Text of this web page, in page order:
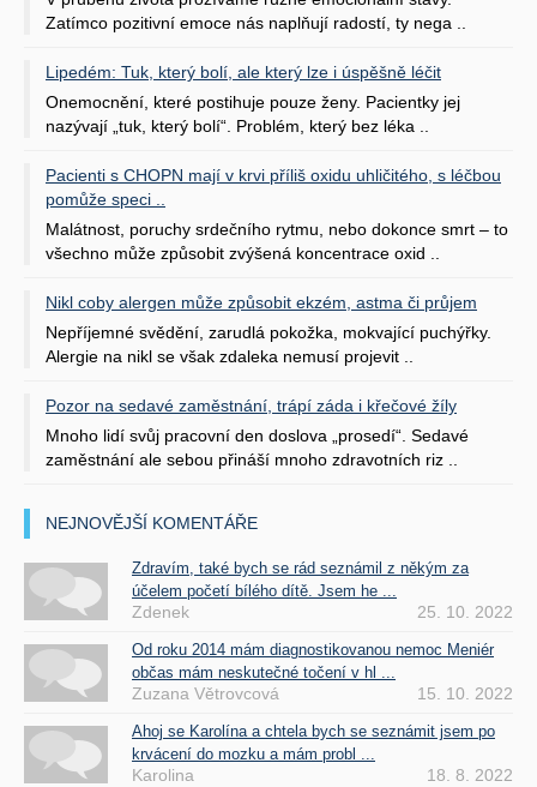
Zatímco pozitivní emoce nás naplňují radostí, ty nega ..
Lipedém: Tuk, který bolí, ale který lze i úspěšně léčit
Onemocnění, které postihuje pouze ženy. Pacientky jej
nazývají „tuk, který bolí“. Problém, který bez léka ..
Pacienti s CHOPN mají v krvi příliš oxidu uhličitého, s léčbou
pomůže speci ..
Malátnost, poruchy srdečního rytmu, nebo dokonce smrt – to
všechno může způsobit zvýšená koncentrace oxid ..
Nikl coby alergen může způsobit ekzém, astma či průjem
Nepříjemné svědění, zarudlá pokožka, mokvající puchýřky.
Alergie na nikl se však zdaleka nemusí projevit ..
Pozor na sedavé zaměstnání, trápí záda i křečové žíly
Mnoho lidí svůj pracovní den doslova „prosedí“. Sedavé
zaměstnání ale sebou přináší mnoho zdravotních riz ..
NEJNOVĚJŠÍ KOMENTÁŘE
Zdravím, také bych se rád seznámil z někým za
účelem početí bílého dítě. Jsem he ...
Zdenek 25. 10. 2022
Od roku 2014 mám diagnostikovanou nemoc Meniér
občas mám neskutečné točení v hl ...
Zuzana Větrovcová 15. 10. 2022
Ahoj se Karolína a chtela bych se seznámit jsem po
krvácení do mozku a mám probl ...
Karolina 18. 8. 2022